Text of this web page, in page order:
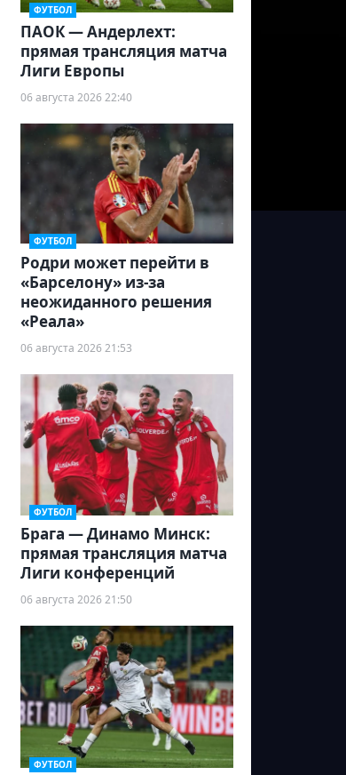
ФУТБОЛ
ПАОК — Андерлехт:
прямая трансляция матча
Лиги Европы
06 августа 2026 22:40
ФУТБОЛ
Родри может перейти в
«Барселону» из-за
неожиданного решения
«Реала»
06 августа 2026 21:53
ФУТБОЛ
Брага — Динамо Минск:
прямая трансляция матча
Лиги конференций
06 августа 2026 21:50
ФУТБОЛ